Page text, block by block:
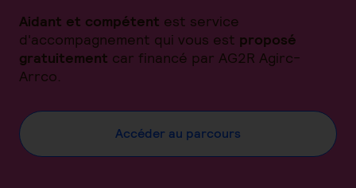
Aidant et compétent est service
d'accompagnement qui vous est proposé
gratuitement car financé par AG2R Agirc-
Arrco.
Accéder au parcours